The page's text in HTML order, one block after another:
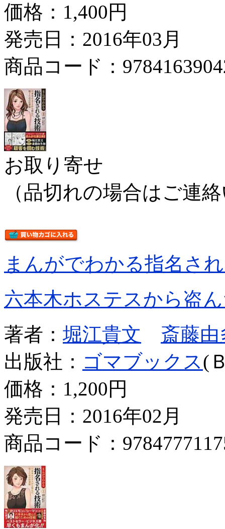
価格： 1,400円
発売日：2016年03月
商品コード：
お取り寄せ
（品切れの場合はご連
まんがでわかる指名さ
六本木ホステスから盗
著者： 堀江貴文
斎藤由
出版社： ゴマブックス(
価格： 1,200円
発売日：2016年02月
商品コード：